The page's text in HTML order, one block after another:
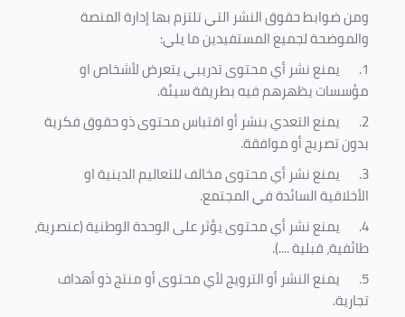
ومن ضوابط حقوق النشر التي تلتزم بها إدارة المنصة
والموضحة لجميع المستفيدين ما يلي:
1.
يمنع نشر أي محتوى تدريبي يتعرض لأشخاص او
مؤسسات يظهرهم فيه بطريقة سيئة.
2.
يمنع التعدي بنشر أو اقتباس محتوى ذو حقوق فكرية
بدون تصريح أو موافقة.
3.
يمنع نشر أي محتوى مخالف للتعاليم الدينية او
الأخلاقية السائدة في المجتمع.
4.
يمنع نشر أي محتوى يؤثر على الوحدة الوطنية (عنصرية،
طائفية، قبلية ....).
5.
يمنع النشر أو الترويج لأي محتوى أو منتج ذو أهداف
تجارية.